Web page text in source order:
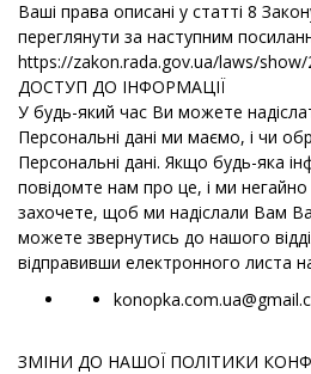
Ваші права описані у статті 8
переглянути за наступним
https://zakon.rada.gov.ua/laws/
ДОСТУП ДО ІНФОРМАЦІЇ
У будь-який час Ви можете
Персональні дані ми маємо, і чи
Персональні дані. Якщо будь-яка
повідомте нам про це, і ми
захочете, щоб ми надіслали Вам
можете звернутись до нашого
відправивши електронного листа
ЗМІНИ ДО НАШОЇ ПОЛІТИКИ